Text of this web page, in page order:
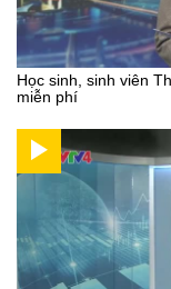
Học sinh, sinh viên
miễn phí